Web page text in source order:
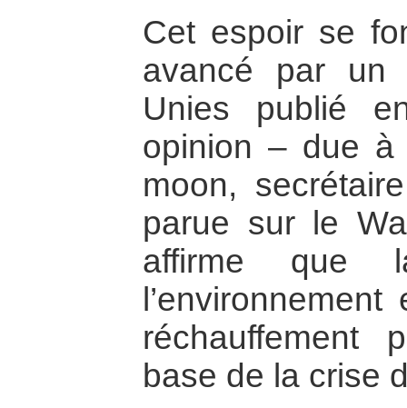
Cet espoir se
avancé par un
Unies publié
opinion – due
moon,
parue sur le
affirme que
réchauffement
base de la crise